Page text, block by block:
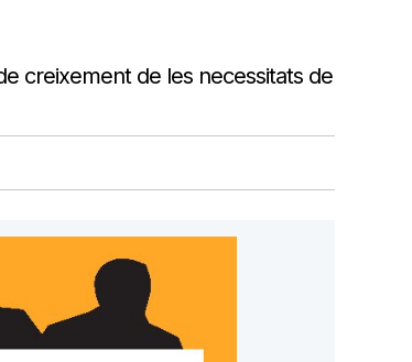
creixement de les necessitats de